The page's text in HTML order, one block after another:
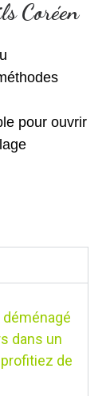
Coréen
pour ouvrir
déménagé
dans un
de